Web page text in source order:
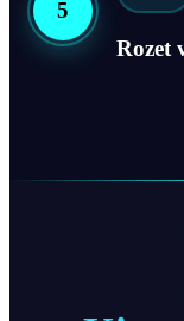
5
Rozet